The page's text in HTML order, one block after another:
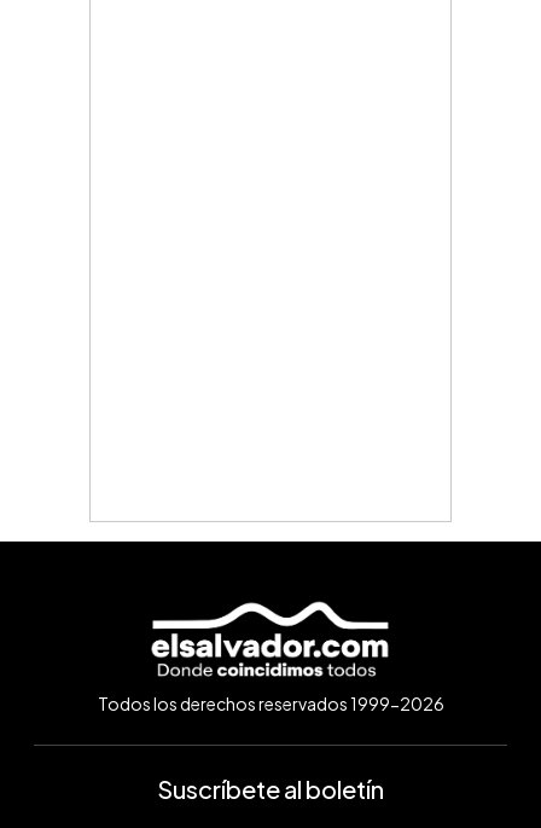
Todos los derechos reservados 1999-2026
Suscríbete al boletín